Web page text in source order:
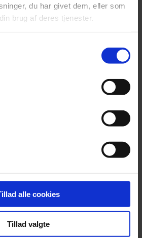
du har givet dem, eller som
brug af deres tjenester.
alle cookies
Tillad valgte
fans mod biografi
om den tyske tenor Jonas